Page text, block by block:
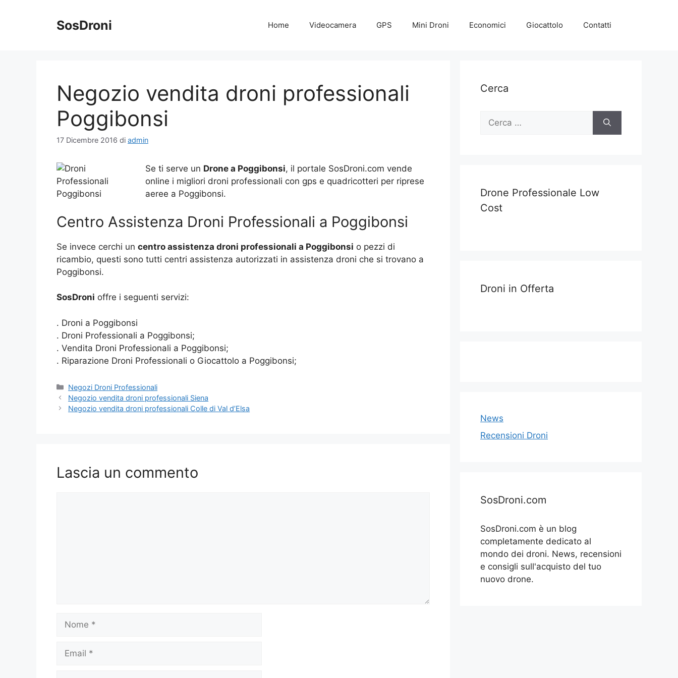
SosDroni Home Videocamera GPS Mini Droni Economici Giocattolo Contatti
Negozio vendita droni professionali
Poggibonsi
17 Dicembre 2016 di admin
Se ti serve un Drone a Poggibonsi, il portale SosDroni.com vende
online i migliori droni professionali con gps e quadricotteri per riprese
aeree a Poggibonsi.
Centro Assistenza Droni Professionali a Poggibonsi
Se invece cerchi un centro assistenza droni professionali a Poggibonsi o pezzi di
ricambio, questi sono tutti centri assistenza autorizzati in assistenza droni che si trovano a
Poggibonsi.
SosDroni offre i seguenti servizi:
. Droni a Poggibonsi
. Droni Professionali a Poggibonsi;
. Vendita Droni Professionali a Poggibonsi;
. Riparazione Droni Professionali o Giocattolo a Poggibonsi;
Categorie
Negozi Droni Professionali
Negozio vendita droni professionali Siena
Negozio vendita droni professionali Colle di Val d’Elsa
Lascia un commento
Cerca
Ricerca
Drone Professionale Low
Cost
Droni in Offerta
News
Recensioni Droni
SosDroni.com
SosDroni.com è un blog
completamente dedicato al
mondo dei droni. News, recensioni
e consigli sull'acquisto del tuo
nuovo drone.